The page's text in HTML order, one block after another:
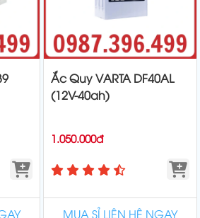
Ắc Quy VARTA DF40AL
(12V-40ah)
1.050.000đ
MUA SỈ LIÊN HỆ NGAY